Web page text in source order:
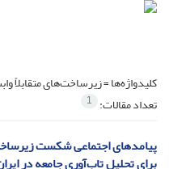
کلیدواژه‌ها =زیرساخت‌های متقابلاً
تعداد مقالات: 1
پیامدهای اجتماعی شکست
برای تحلیل تاب‌آوری جامعه در